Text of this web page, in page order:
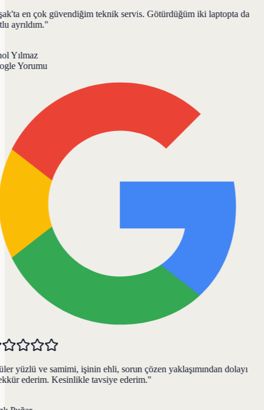
en çok güvendiğim teknik servis. Götürdüğüm iki laptopta da
ayrıldım."
Yılmaz
Yorumu
yüzlü ve samimi, işinin ehli, sorun çözen yaklaşımından dolayı
ederim. Kesinlikle tavsiye ederim."